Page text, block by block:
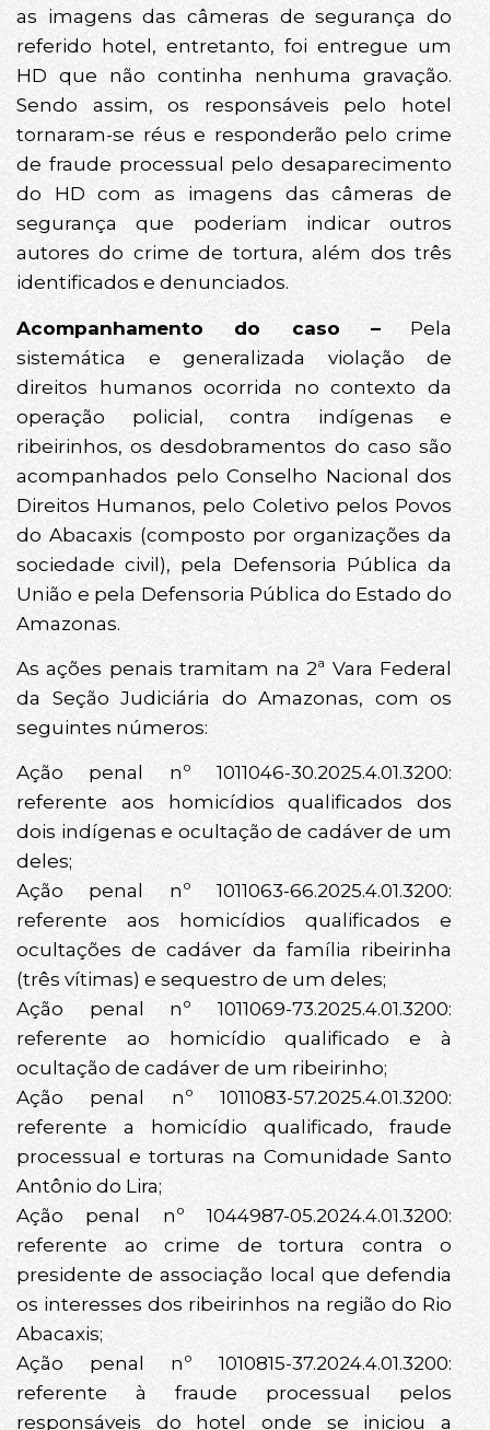
as imagens das câmeras de segurança do
referido hotel, entretanto, foi entregue um
HD que não continha nenhuma gravação.
Sendo assim, os responsáveis pelo hotel
tornaram-se réus e responderão pelo crime
de fraude processual pelo desaparecimento
do HD com as imagens das câmeras de
segurança que poderiam indicar outros
autores do crime de tortura, além dos três
identificados e denunciados.
Acompanhamento do caso –Pela
sistemática e generalizada violação de
direitos humanos ocorrida no contexto da
operação policial, contra indígenas e
ribeirinhos, os desdobramentos do caso são
acompanhados pelo Conselho Nacional dos
Direitos Humanos, pelo Coletivo pelos Povos
do Abacaxis (composto por organizações da
sociedade civil), pela Defensoria Pública da
União e pela Defensoria Pública do Estado do
Amazonas.
As ações penais tramitam na 2ª Vara Federal
da Seção Judiciária do Amazonas, com os
seguintes números:
Ação penal nº 1011046-30.2025.4.01.3200:
referente aos homicídios qualificados dos
dois indígenas e ocultação de cadáver de um
deles;
Ação penal nº 1011063-66.2025.4.01.3200:
referente aos homicídios qualificados e
ocultações de cadáver da família ribeirinha
(três vítimas) e sequestro de um deles;
Ação penal nº 1011069-73.2025.4.01.3200:
referente ao homicídio qualificado e à
ocultação de cadáver de um ribeirinho;
Ação penal nº 1011083-57.2025.4.01.3200:
referente a homicídio qualificado, fraude
processual e torturas na Comunidade Santo
Antônio do Lira;
Ação penal nº 1044987-05.2024.4.01.3200:
referente ao crime de tortura contra o
presidente de associação local que defendia
os interesses dos ribeirinhos na região do Rio
Abacaxis;
Ação penal nº 1010815-37.2024.4.01.3200:
referente à fraude processual pelos
responsáveis do hotel onde se iniciou a